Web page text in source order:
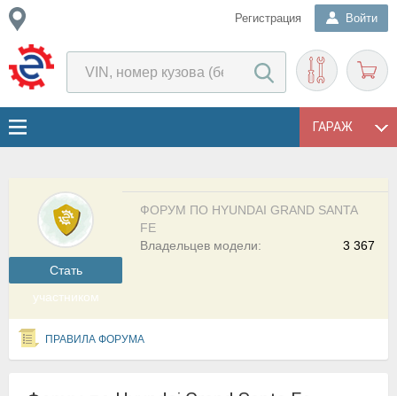
Регистрация Войти
ГАРАЖ
Cтать
участником
ФОРУМ ПО HYUNDAI GRAND SANTA
FE
3 367
Владельцев модели:
ПРАВИЛА ФОРУМА